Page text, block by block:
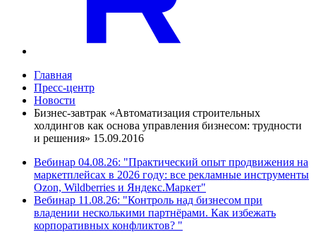
Главная
Пресс-центр
Новости
Бизнес-завтрак «Автоматизация строительных
холдингов как основа управления бизнесом: трудности
и решения» 15.09.2016
Вебинар 04.08.26: "Практический опыт продвижения на
маркетплейсах в 2026 году: все рекламные инструменты
Ozon, Wildberries и Яндекс.Маркет"
Вебинар 11.08.26: "Контроль над бизнесом при
владении несколькими партнёрами. Как избежать
корпоративных конфликтов? "